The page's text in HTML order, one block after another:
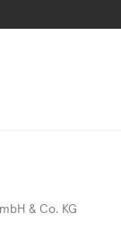
& Co. KG